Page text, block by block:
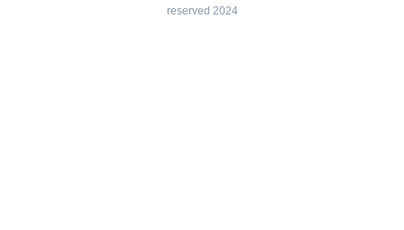
reserved 2024